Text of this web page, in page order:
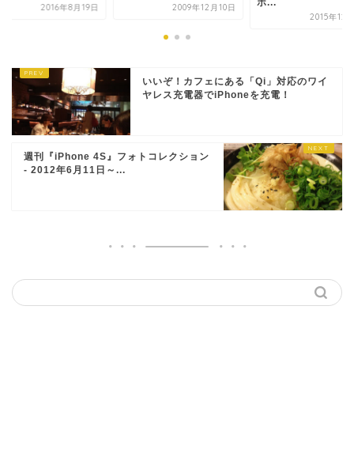
2016年8月19日 2009年12月10日
ボ...
2015年12
いいぞ！カフェにある「Qi」対応のワイ
ヤレス充電器でiPhoneを充電！
週刊『iPhone 4S』フォトコレクション
- 2012年6月11日～...